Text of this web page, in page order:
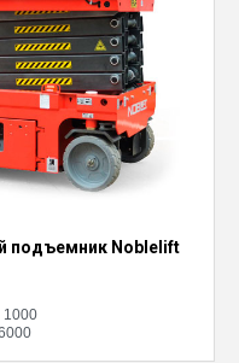
подъемник Noblelift
1000